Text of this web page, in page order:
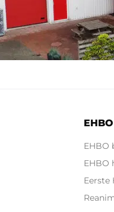
EHBO
EHBO
Eerste